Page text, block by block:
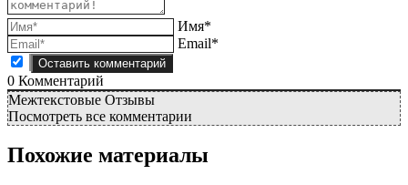
Имя*
Email*
0 Комментарий
Межтекстовые Отзывы
Посмотреть все комментарии
Похожие материалы